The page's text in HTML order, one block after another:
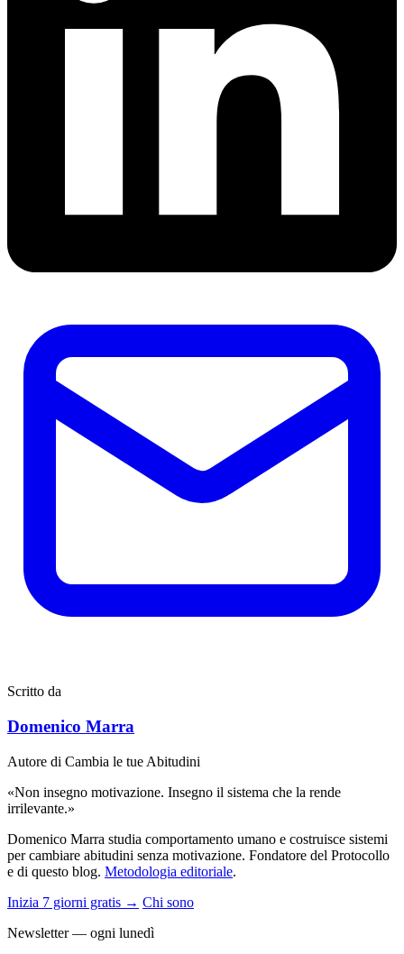
Scritto da
Domenico Marra
Autore di Cambia le tue Abitudini
«Non insegno motivazione. Insegno il sistema che la rende
irrilevante.»
Domenico Marra studia comportamento umano e costruisce sistemi
per cambiare abitudini senza motivazione. Fondatore del Protocollo
e di questo blog. Metodologia editoriale.
Inizia 7 giorni gratis → Chi sono
Newsletter — ogni lunedì